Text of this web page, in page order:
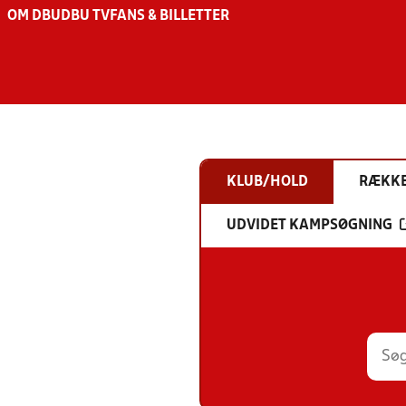
OM DBU DBU TV FANS & BILLETTER
KLUB/HOLD
UDVIDET KAMPSØGNING